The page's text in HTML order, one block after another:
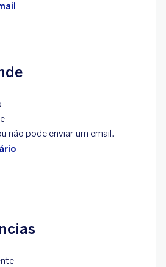
não pode enviar um email.